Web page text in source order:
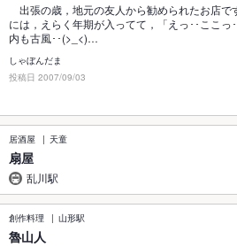
出張の歳，地元の友人から勧められたお店
には，えらく年期が入ってて，「えっ･･ここ
内も古風･･(>_<)…
しゃぼんだま
投稿日 2007/09/03
居酒屋 天童
扇屋
乱川駅
創作料理 山形駅
魯山人